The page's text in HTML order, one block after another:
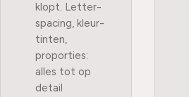
klopt. Letter-
spacing, kleur-
tinten,
proporties:
alles tot op
detail